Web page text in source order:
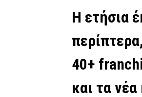
Η ετήσια
40+
και τα